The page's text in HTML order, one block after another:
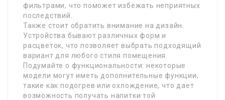
фильтрами, что поможет избежать неприятных
последствий.
Также стоит обратить внимание на дизайн.
Устройства бывают различных форм и
расцветок, что позволяет выбрать подходящий
вариант для любого стиля помещения.
Подумайте о функциональности: некоторые
модели могут иметь дополнительные функции,
такие как подогрев или охлождение, что дает
возможность получать напитки той